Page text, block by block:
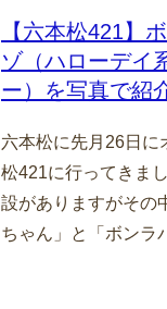
【六本松421】
ゾ（ハローデイ
ー）を写真で紹
六本松に先月26日に
松421に行ってきま
設がありますがその
ちゃん」と「ボンラ